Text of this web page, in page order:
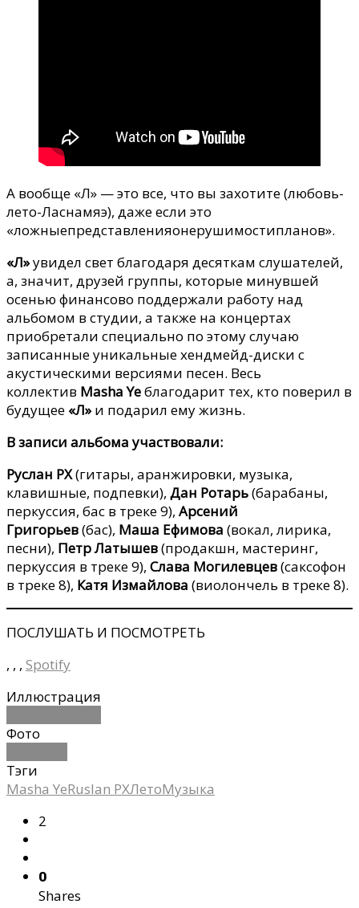
А вообще «Л» — это все, что вы захотите (любовь-
лето-Ласнамяэ), даже если это
«ложныепредставленияонерушимостипланов».
«Л»увидел свет благодаря десяткам слушателей,
а, значит, друзей группы, которые минувшей
осенью финансово поддержали работу над
альбомом в студии, а также на концертах
приобретали специально по этому случаю
записанные уникальные хендмейд-диски с
акустическими версиями песен. Весь
коллектив Masha Yeблагодарит тех, кто поверил в
будущее «Л»и подарил ему жизнь.
В записи альбома участвовали:
Руслан PX(гитары, аранжировки, музыка,
клавишные, подпевки), Дан Ротарь(барабаны,
перкуссия, бас в треке 9), Арсений
Григорьев(бас), Маша Ефимова (вокал, лирика,
песни), Петр Латышев(продакшн, мастеринг,
перкуссия в треке 9), Слава Могилевцев(саксофон
в треке 8), Катя Измайлова (виолончель в треке 8).
ПОСЛУШАТЬ И ПОСМОТРЕТЬ
, , , Spotify
Иллюстрация
Фото
Тэги
Masha YeRuslan PXЛетоМузыка
2
0
Shares